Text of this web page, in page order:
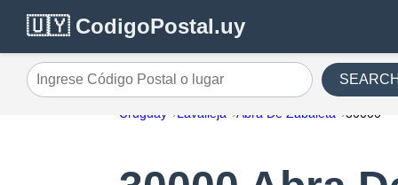
🇺🇾 CodigoPostal.uy
Ingrese Código Postal o lugar
Uruguay Lavalleja Abra De Zabaleta 30000